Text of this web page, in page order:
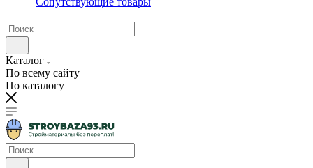
Каталог
По всему сайту
По каталогу